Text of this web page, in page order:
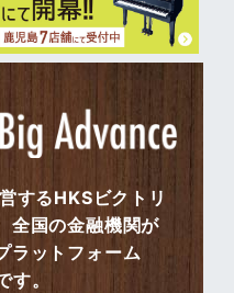
するHKSビクトリ
全国の金融機関が
ラットフォーム
。